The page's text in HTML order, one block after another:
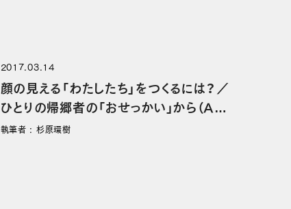
2017.03.14
顔の見える「わたしたち」をつくるには？／
ひとりの帰郷者の「おせっかい」から（AP
M#02 前編）
執筆者 : 杉原環樹